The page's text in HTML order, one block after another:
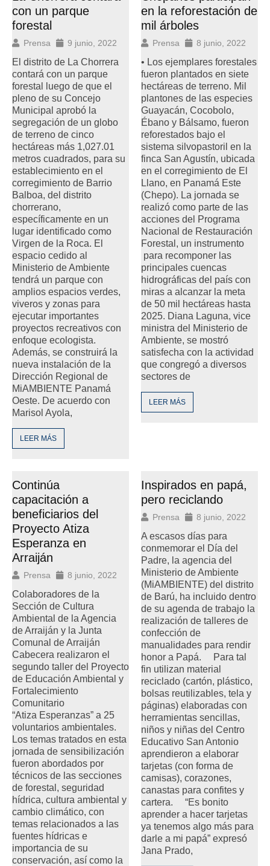
con un parque
forestal
Prensa 9 junio, 2022
El distrito de La Chorrera
contará con un parque
forestal luego de que el
pleno de su Concejo
Municipal aprobó la
segregación de un globo
de terreno de cinco
hectáreas más 1,027.01
metros cuadrados, para su
establecimiento en el
corregimiento de Barrio
Balboa, del distrito
chorrerano,
específicamente en un
lugar identificado como
Virgen de la Roca. El
espacio cedido al
Ministerio de Ambiente
tendrá un parque con
amplios espacios verdes,
viveros y zonas para
ejecutar importantes
proyectos recreativos con
enfoque ecologista.
Además, se construirá la
nueva instalación de la
Dirección Regional de
MiAMBIENTE Panamá
Oeste. De acuerdo con
Marisol Ayola,
LEER MÁS
en la reforestación de
mil árboles
Prensa 8 junio, 2022
• Los ejemplares forestales
fueron plantados en siete
hectáreas de terreno. Mil
plantones de las especies
Guayacán, Cocobolo,
Ébano y Bálsamo, fueron
reforestados bajo el
sistema silvopastoril en la
finca San Agustín, ubicada
en el corregimiento de El
Llano, en Panamá Este
(Chepo). La jornada se
realizó como parte de las
acciones del Programa
Nacional de Restauración
Forestal, un instrumento
para recomponer las
principales cuencas
hidrográficas del país con
miras a alcanzar la meta
de 50 mil hectáreas hasta
2025. Diana Laguna, vice
ministra del Ministerio de
Ambiente, se mostró
satisfecha con la actividad
que congregó a diversos
sectores de
LEER MÁS
Continúa
capacitación a
beneficiarios del
Proyecto Atiza
Esperanza en
Arraiján
Prensa 8 junio, 2022
Colaboradores de la
Sección de Cultura
Ambiental de la Agencia
de Arraiján y la Junta
Comunal de Arraiján
Cabecera realizaron el
segundo taller del Proyecto
de Educación Ambiental y
Fortalecimiento
Comunitario
“Atiza Esperanzas” a 25
voluntarios ambientales.
Los temas tratados en esta
jornada de sensibilización
fueron abordados por
técnicos de las secciones
de forestal, seguridad
hídrica, cultura ambiental y
cambio climático, con
temas relacionados a las
fuentes hídricas e
importancia de su
conservación, así como la
Inspirados en papá,
pero reciclando
Prensa 8 junio, 2022
A escasos días para
conmemorar el Día del
Padre, la agencia del
Ministerio de Ambiente
(MiAMBIENTE) del distrito
de Barú, ha incluido dentro
de su agenda de trabajo la
realización de talleres de
confección de
manualidades para rendir
honor a Papá. Para tal
fin utilizan material
reciclado (cartón, plástico,
bolsas reutilizables, tela y
páginas) elaboradas con
herramientas sencillas,
niños y niñas del Centro
Educativo San Antonio
aprendieron a elaborar
tarjetas (con forma de
camisas), corazones,
canastas para confites y
cartera. “Es bonito
aprender a hacer tarjetas
ya tenemos algo más para
darle a mi papá” expresó
Jana Prado,